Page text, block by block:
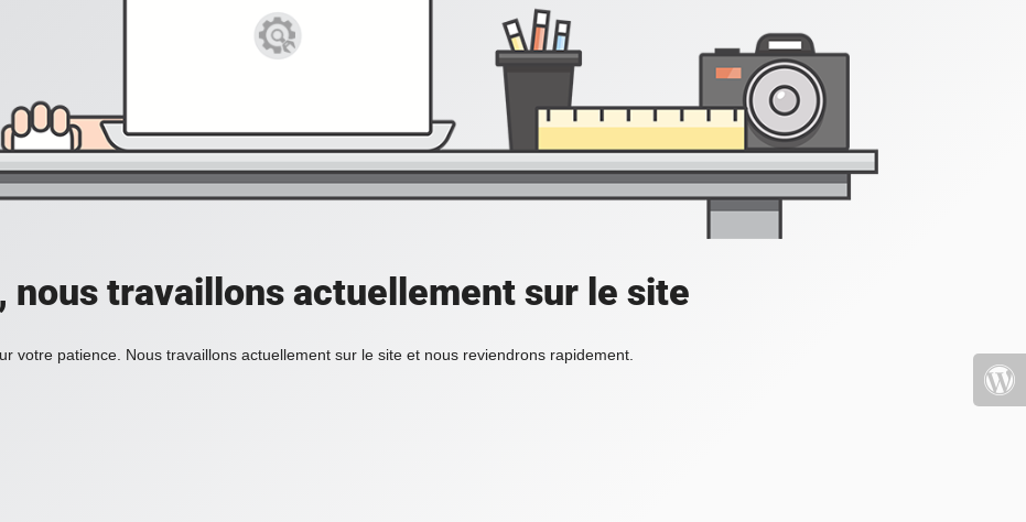
nous travaillons actuellement sur le site
votre patience. Nous travaillons actuellement sur le site et nous reviendrons rapidement.